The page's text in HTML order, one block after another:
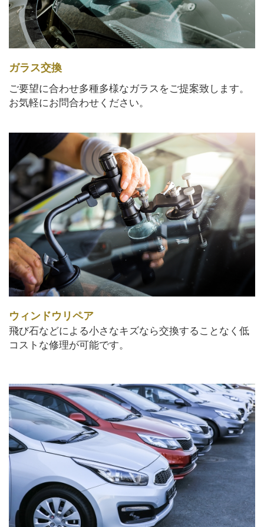
ガラス交換
ご要望に合わせ多種多様なガラスをご提案致します。
お気軽にお問合わせください。
ウィンドウリペア
飛び石などによる小さなキズなら交換することなく低
コストな修理が可能です。